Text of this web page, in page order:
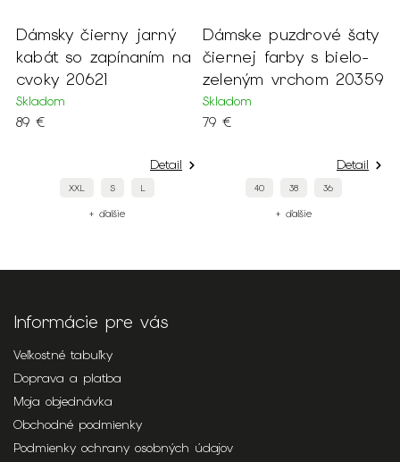
Dámsky čierny jarný
kabát so zapínaním na
cvoky 20621
Skladom
89 €
Detail
XXL S L
+ ďalšie
Dámske puzdrové šaty
čiernej farby s bielo-
zeleným vrchom 20359
Skladom
79 €
Detail
40 38 36
+ ďalšie
Informácie pre vás
Veľkostné tabuľky
Doprava a platba
Moja objednávka
Obchodné podmienky
Podmienky ochrany osobných údajov